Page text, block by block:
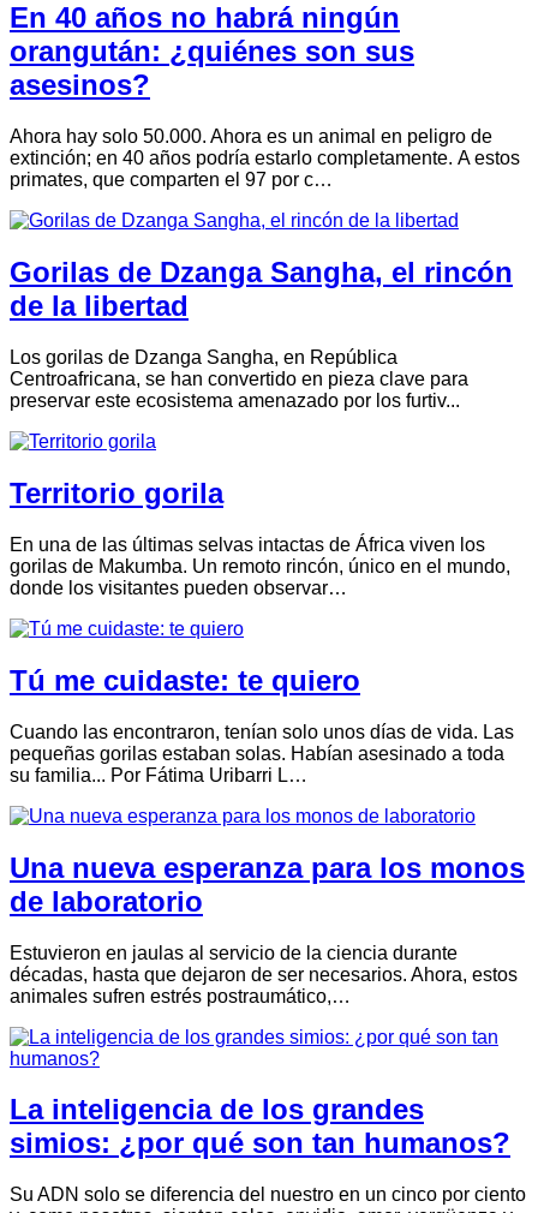
En 40 años no habrá ningún
orangután: ¿quiénes son sus
asesinos?
Ahora hay solo 50.000. Ahora es un animal en peligro de
extinción; en 40 años podría estarlo completamente. A estos
primates, que comparten el 97 por c…
Gorilas de Dzanga Sangha, el rincón
de la libertad
Los gorilas de Dzanga Sangha, en República
Centroafricana, se han convertido en pieza clave para
preservar este ecosistema amenazado por los furtiv...
Territorio gorila
En una de las últimas selvas intactas de África viven los
gorilas de Makumba. Un remoto rincón, único en el mundo,
donde los visitantes pueden observar…
Tú me cuidaste: te quiero
Cuando las encontraron, tenían solo unos días de vida. Las
pequeñas gorilas estaban solas. Habían asesinado a toda
su familia... Por Fátima Uribarri L…
Una nueva esperanza para los monos
de laboratorio
Estuvieron en jaulas al servicio de la ciencia durante
décadas, hasta que dejaron de ser necesarios. Ahora, estos
animales sufren estrés postraumático,…
La inteligencia de los grandes
simios: ¿por qué son tan humanos?
Su ADN solo se diferencia del nuestro en un cinco por ciento